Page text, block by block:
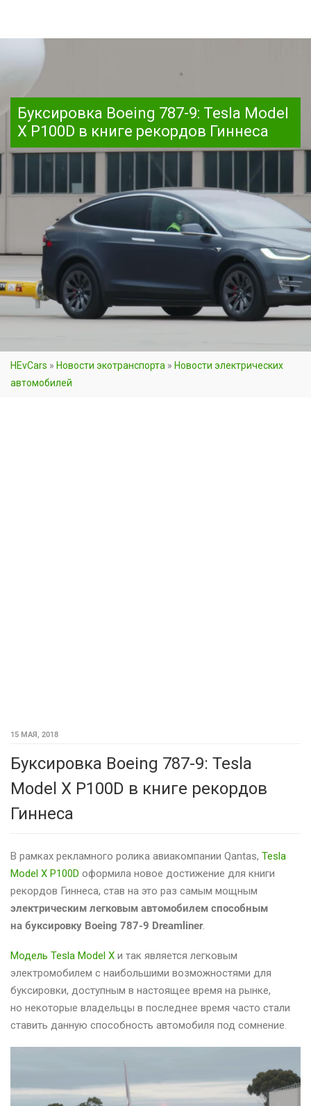
Буксировка Boeing 787-9: Tesla Model
X P100D в книге рекордов Гиннеса
HEvCars » Новости экотранспорта » Новости электрических
автомобилей
15 МАЯ, 2018
Буксировка Boeing 787-9: Tesla
Model X P100D в книге рекордов
Гиннеса
В рамках рекламного ролика авиакомпании Qantas, Tesla
Model X P100D оформила новое достижение для книги
рекордов Гиннеса, став на это раз самым мощным
электрическим легковым автомобилем способным
на буксировку Boeing 787-9 Dreamliner.
Модель Tesla Model X и так является легковым
электромобилем с наибольшими возможностями для
буксировки, доступным в настоящее время на рынке,
но некоторые владельцы в последнее время часто стали
ставить данную способность автомобиля под сомнение.